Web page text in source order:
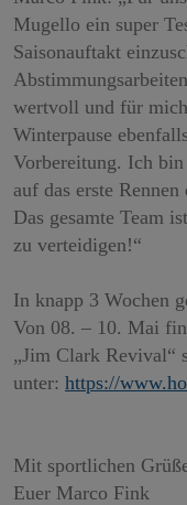
Mugello ein super
Saisonauftakt
wertvoll und für
Winterpause
Vorbereitung. Ich
auf das erste
Das gesamte Team
zu verteidigen!“
In knapp 3 Wochen
Von 08. – 10. Mai
„Jim Clark Revival“
unter: https://
Mit sportlichen
Euer Marco Fink